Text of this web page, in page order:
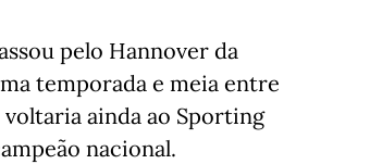
pelo Hannover da
temporada e meia entre
voltaria ainda ao Sporting
nacional.